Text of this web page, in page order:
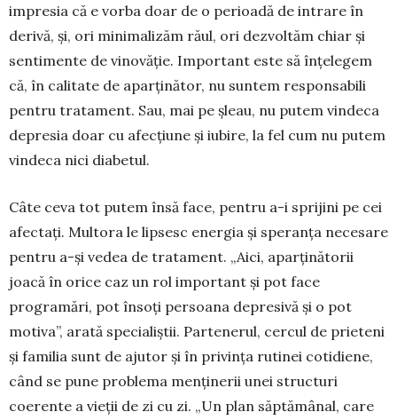
impresia că e vorba doar de o perioadă de intrare în
derivă, și, ori minimalizăm răul, ori dezvoltăm chiar și
sentimente de vinovăție. Important este să înțelegem
că, în calitate de aparținător, nu suntem responsabili
pentru tratament. Sau, mai pe șleau, nu putem vindeca
depresia doar cu afecțiune și iubire, la fel cum nu putem
vindeca nici diabetul.
Câte ceva tot putem însă face, pentru a-i sprijini pe cei
afectați. Multora le lipsesc energia și spe­ranța necesare
pentru a-și vedea de tratament. „Aici, aparținătorii
joacă în orice caz un rol important și pot face
programări, pot însoți persoana de­presivă și o pot
motiva”, arată specia­liștii. Partenerul, cercul de prieteni
și familia sunt de ajutor și în privința rutinei cotidiene,
când se pune pro­blema menținerii unei structuri
coerente a vieții de zi cu zi. „Un plan săptămânal, care